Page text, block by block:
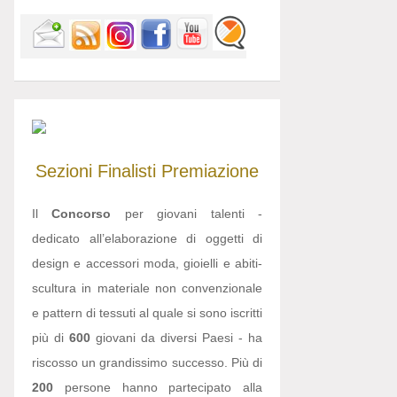
Sezioni Finalisti Premiazione
IlConcorso per giovani talenti -
dedicato all’elaborazione di oggetti di
design e accessori moda, gioielli e abiti-
scultura in materiale non convenzionale
e pattern di tessuti al quale si sono iscritti
più di 600 giovani da diversi Paesi - ha
riscosso un grandissimo successo. Più di
200 persone hanno partecipato alla